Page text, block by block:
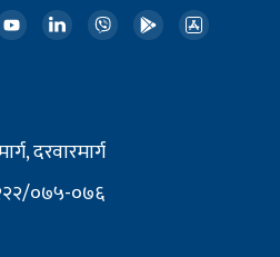
दरवारमार्ग
०७५-०७६